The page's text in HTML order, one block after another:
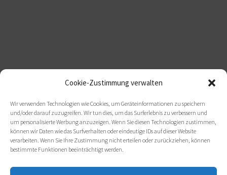
Cookie-Zustimmung verwalten
Wir verwenden Technologien wie Cookies, um Geräteinformationen zu speichern
und/oder darauf zuzugreifen. Wir tun dies, um das Surferlebnis zu verbessern und
um personalisierte Werbung anzuzeigen. Wenn Sie diesen Technologien zustimmen,
können wir Daten wie das Surfverhalten oder eindeutige IDs auf dieser Website
verarbeiten. Wenn Sie Ihre Zustimmung nicht erteilen oder zurückziehen, können
bestimmte Funktionen beeinträchtigt werden.